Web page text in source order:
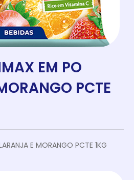
EM PO
PCTE
E MORANGO PCTE 1KG